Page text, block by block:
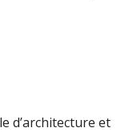
d’architecture et